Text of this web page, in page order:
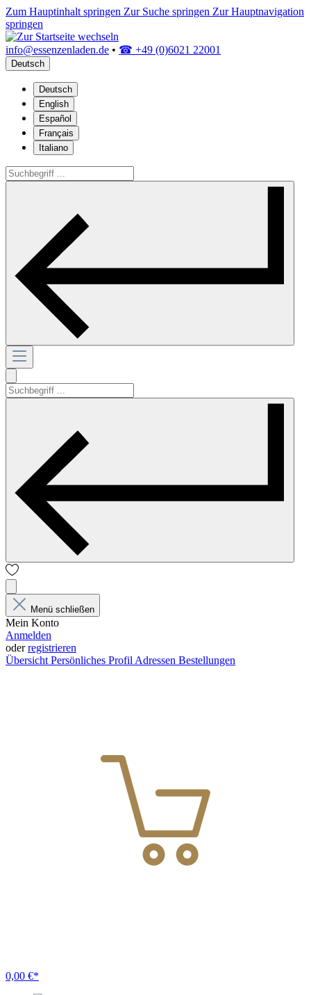
Zum Hauptinhalt springen Zur Suche springen Zur Hauptnavigation
springen
info@essenzenladen.de • ☎ +49 (0)6021 22001
Deutsch
Deutsch
English
Español
Français
Italiano
Menü schließen
Mein Konto
Anmelden
oderregistrieren
Übersicht Persönliches Profil Adressen Bestellungen
0,00 €*